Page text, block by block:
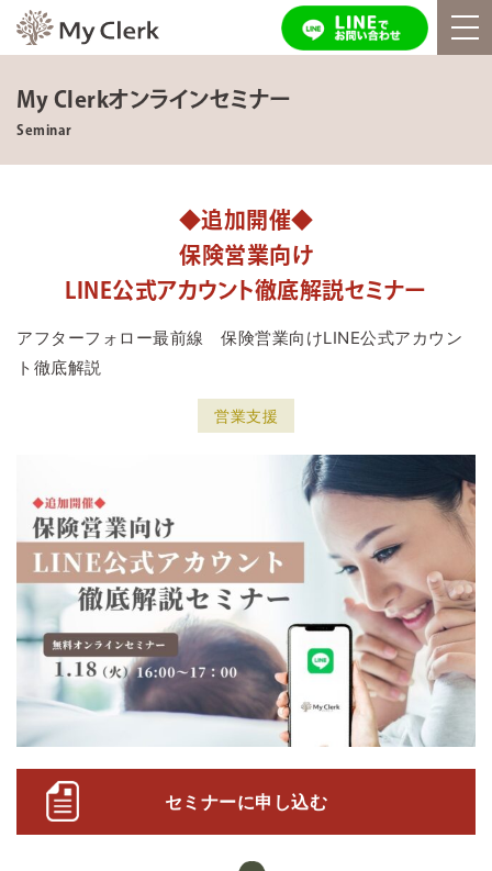
My Clerkオンラインセミナー
Seminar
◆追加開催◆
保険営業向け
LINE公式アカウント徹底解説セミナー
アフターフォロー最前線 保険営業向けLINE公式アカウン
ト徹底解説
営業支援
セミナーに申し込む